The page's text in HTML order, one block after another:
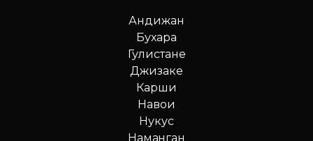
Андижан
Бухара
Гулистане
Джизаке
Карши
Навои
Нукус
Наманган